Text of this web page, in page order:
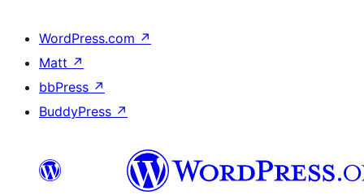
WordPress.com ↗
Matt ↗
bbPress ↗
BuddyPress ↗